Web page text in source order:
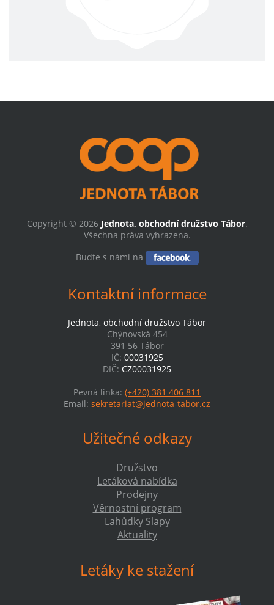
Copyright © 2026 Jednota, obchodní družstvo Tábor.
Všechna práva vyhrazena.
Buďte s námi na
Kontaktní informace
Jednota, obchodní družstvo Tábor
Chýnovská 454
391 56 Tábor
IČ: 00031925
DIČ: CZ00031925
Pevná linka: (+420) 381 406 811
Email: sekretariat@jednota-tabor.cz
Užitečné odkazy
Družstvo
Letáková nabídka
Prodejny
Věrnostní program
Lahůdky Slapy
Aktuality
Letáky ke stažení